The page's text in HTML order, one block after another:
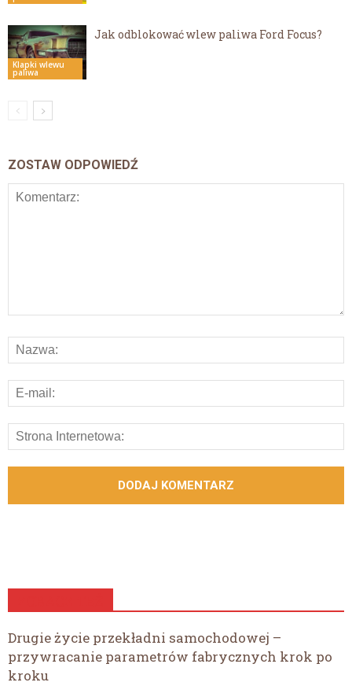
Klapki wlewu
paliwa
Jak odblokować wlew paliwa Ford Focus?
ZOSTAW ODPOWIEDŹ
Drugie życie przekładni samochodowej –
przywracanie parametrów fabrycznych krok po
kroku